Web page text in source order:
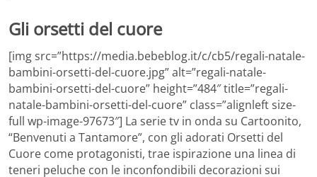
Gli orsetti del cuore
[img src=”https://media.bebeblog.it/c/cb5/regali-natale-
bambini-orsetti-del-cuore.jpg” alt=”regali-natale-
bambini-orsetti-del-cuore” height=”484″ title=”regali-
natale-bambini-orsetti-del-cuore” class=”alignleft size-
full wp-image-97673″] La serie tv in onda su Cartoonito,
“Benvenuti a Tantamore”, con gli adorati Orsetti del
Cuore come protagonisti, trae ispirazione una linea di
teneri peluche con le inconfondibili decorazioni sui